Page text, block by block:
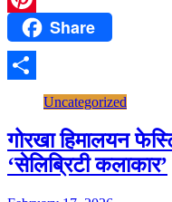
PinterestShare
Uncategorized
गोरखा हिमालयन
‘सेलिब्रिटी कलाकार’